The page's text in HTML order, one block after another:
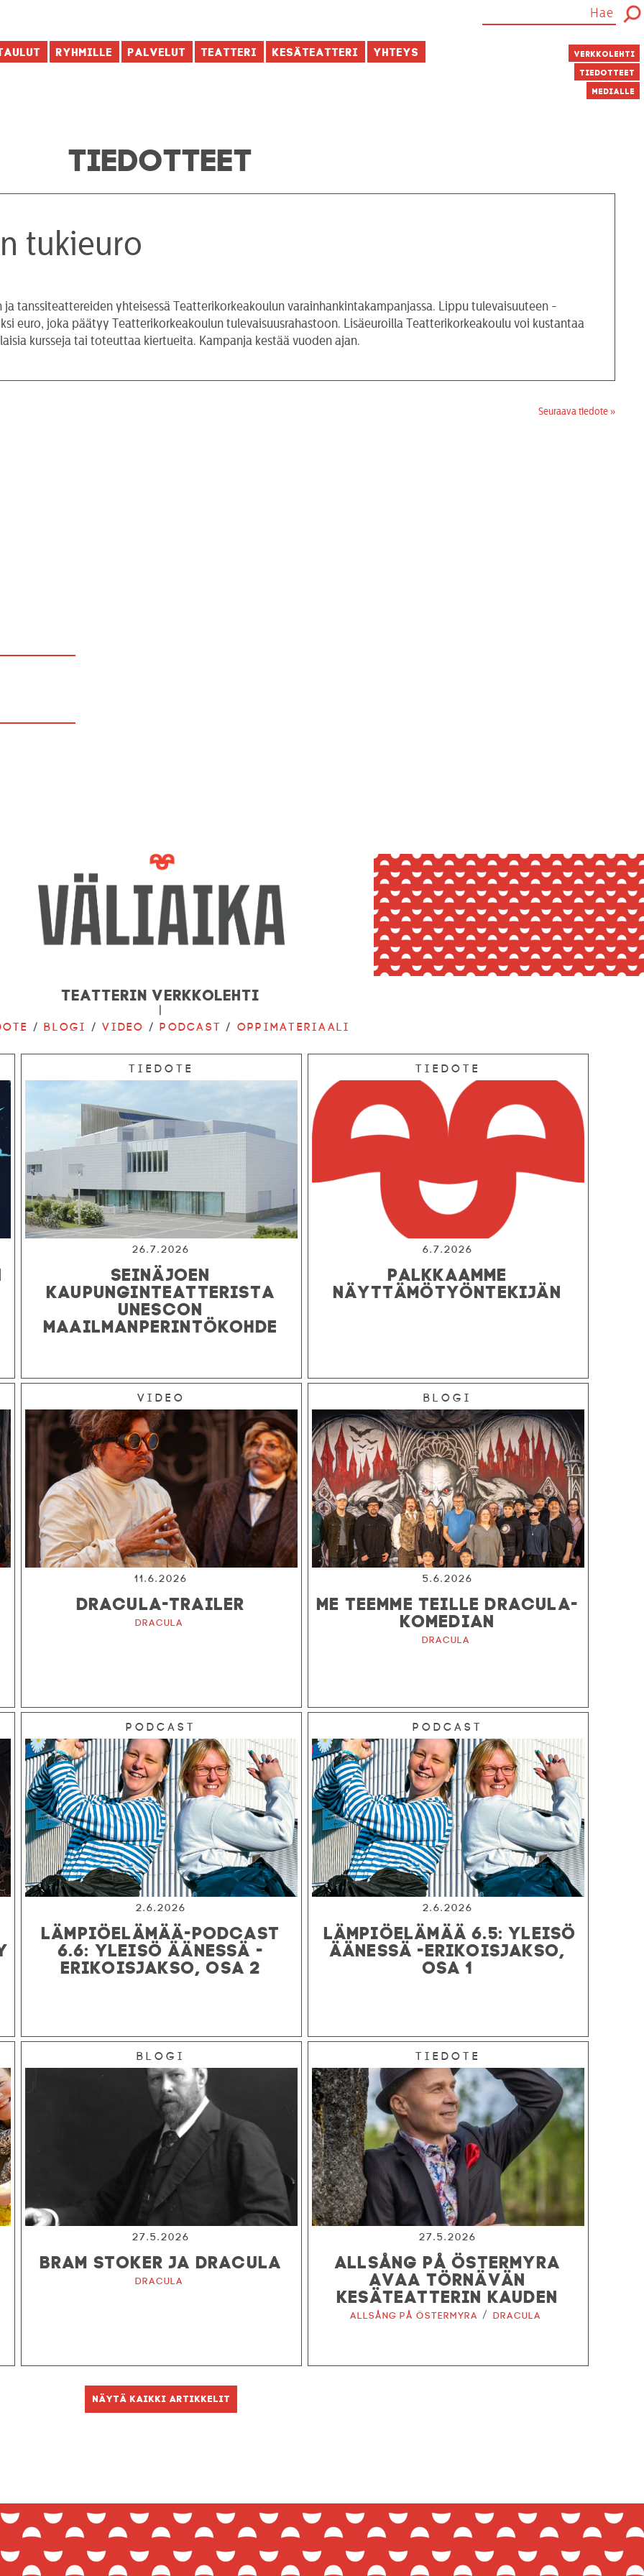
Ryhmille Palvelut Teatteri Kesäteatteri Yhteys Verkkolehti
Tiedotteet
Medialle
TIEDOTTEET
tukieuro
tanssiteattereiden yhteisessä Teatterikorkeakoulun varainhankintakampanjassa. Lippu tulevaisuuteen -
euro, joka päätyy Teatterikorkeakoulun tulevaisuusrahastoon. Lisäeuroilla Teatterikorkeakoulu voi kustantaa
kursseja tai toteuttaa kiertueita. Kampanja kestää vuoden ajan.
Seuraava tiedote »
Teatterin verkkolehti
|
/Blogi /Video /Podcast / Oppimateriaali
Tiedote
26.7.2026
SEINÄJOEN
KAUPUNGINTEATTERISTA
UNESCON
MAAILMANPERINTÖKOHDE
Tiedote
6.7.2026
PALKKAAMME
NÄYTTÄMÖTYÖNTEKIJÄN
Video
11.6.2026
DRACULA-TRAILER
Dracula
Blogi
5.6.2026
ME TEEMME TEILLE DRACULA-
KOMEDIAN
Dracula
Podcast
2.6.2026
LÄMPIÖELÄMÄÄ-PODCAST
6.6: YLEISÖ ÄÄNESSÄ -
ERIKOISJAKSO, OSA 2
Podcast
2.6.2026
LÄMPIÖELÄMÄÄ 6.5: YLEISÖ
ÄÄNESSÄ -ERIKOISJAKSO,
OSA 1
Blogi
27.5.2026
BRAM STOKER JA DRACULA
Dracula
Tiedote
27.5.2026
ALLSÅNG PÅ ÖSTERMYRA
AVAA TÖRNÄVÄN
KESÄTEATTERIN KAUDEN
Allsång på Östermyra / Dracula
Näytä kaikki artikkelit